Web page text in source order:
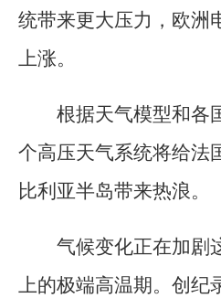
统带来更大压力，欧洲
上涨。
根据天气模型和各
个高压天气系统将给法
比利亚半岛带来热浪。
气候变化正在加剧
上的极端高温期。创纪